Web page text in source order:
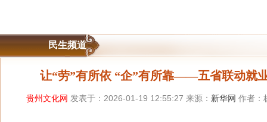
民生频道
让“劳”有所依 “企”有所靠——五省联动就
贵州文化网 发表于：2026-01-19 12:55:27 来源： 新华网 作者：